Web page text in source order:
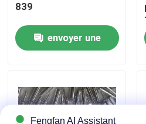
Nous contacter
Nouvelles
Produits chimiques de
839
envoyer une
Fengfan AI Assistant